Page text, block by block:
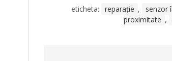
eticheta: reparație , senzor
proximitate ,